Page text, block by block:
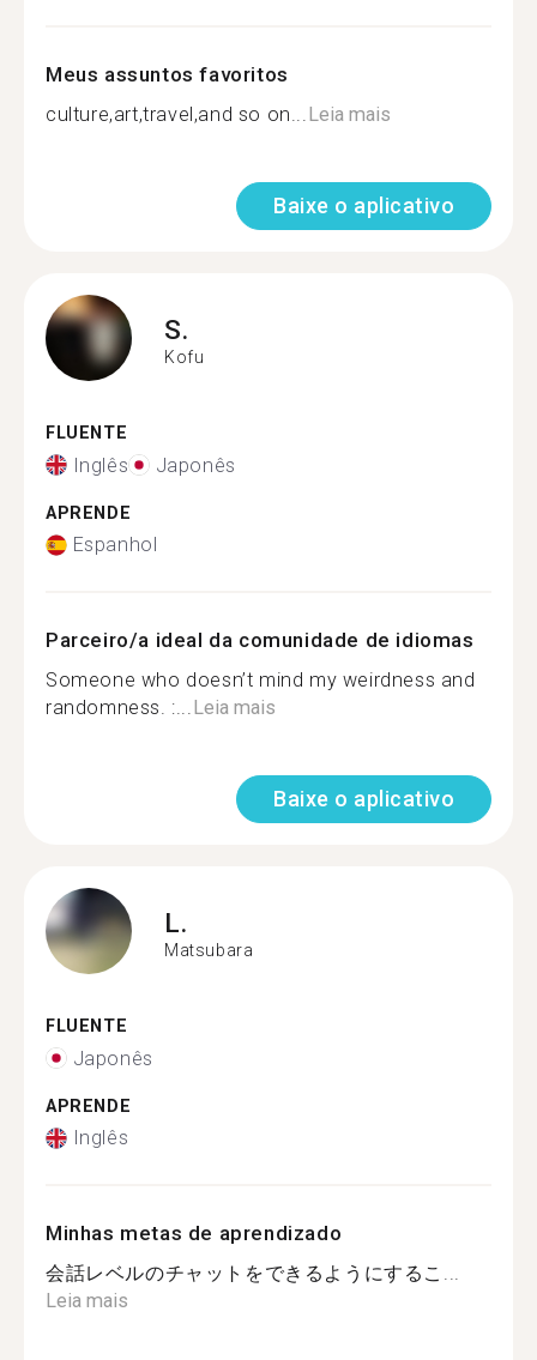
Meus assuntos favoritos
culture,art,travel,and so on...Leia mais
Baixe o aplicativo
S.
Kofu
FLUENTE
Inglês Japonês
APRENDE
Espanhol
Parceiro/a ideal da comunidade de idiomas
Someone who doesn’t mind my weirdness and
randomness. :...Leia mais
Baixe o aplicativo
L.
Matsubara
FLUENTE
Japonês
APRENDE
Inglês
Minhas metas de aprendizado
会話レベルのチャットをできるようにするこ...
Leia mais